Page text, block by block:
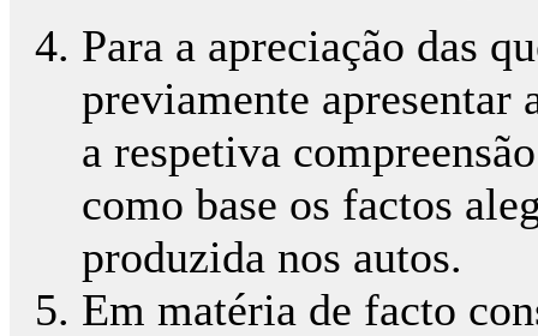
Para a apreciação das
previamente apresentar
a respetiva
como base os factos
produzida nos autos.
Em matéria de facto